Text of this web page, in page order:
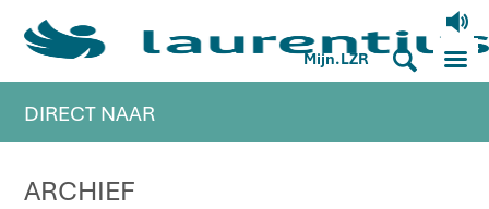
V
Mijn.LZR S M
DIRECT NAAR
ARCHIEF